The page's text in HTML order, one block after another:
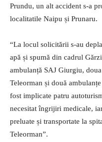
Prundu, un alt accident s-a
localitatile Naipu și Prunaru.
“La locul solicitării s-au
apă și spumă din cadrul
ambulanță SAJ Giurgiu,
Teleorman și două
fost implicate patru
necesitat îngrijiri medicale,
preluate și transportate la
Teleorman”.